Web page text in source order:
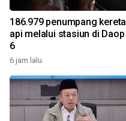
186.979 penumpang kereta
api melalui stasiun di Daop
6
6 jam lalu